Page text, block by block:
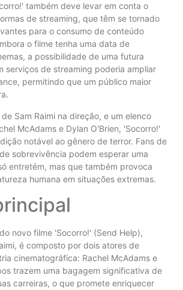
também deve levar em conta o
de streaming, que têm se tornado
para o consumo de conteúdo
o filme tenha uma data de
a possibilidade de uma futura
serviços de streaming poderia ampliar
permitindo que um público maior
Sam Raimi na direção, e um elenco
McAdams e Dylan O'Brien, 'Socorro!'
notável ao gênero de terror. Fans de
sobrevivência podem esperar uma
entretém, mas que também provoca
humana em situações extremas.
novo filme 'Socorro!' (Send Help),
é composto por dois atores de
cinematográfica: Rachel McAdams e
trazem uma bagagem significativa de
carreiras, o que promete enriquecer